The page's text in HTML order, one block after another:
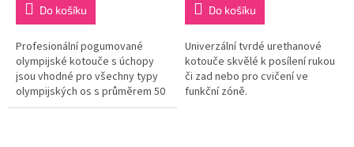
Do košíku
Profesionální pogumované
olympijské kotouče s úchopy
jsou vhodné pro všechny typy
olympijských os s průměrem 50
mm. Kotouče mají kvalitní
Do košíku
Univerzální tvrdé urethanové
kotouče skvělé k posílení rukou
či zad nebo pro cvičení ve
funkční zóně.